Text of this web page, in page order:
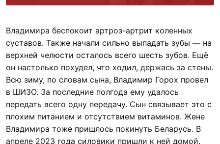
Владимира беспокоит артроз-артрит коленных
суставов. Также начали сильно выпадать зубы — на
верхней челюсти осталось всего шесть зубов. Ещё
он настолько похудел, что ходил, держась за стены.
Всю зиму, по словам сына, Владимир Горох провел
в ШИЗО. За последние полгода ему удалось
передать всего одну передачу. Сын связывает это с
плохим питанием и отсутствием витаминов. Жене
Владимира тоже пришлось покинуть Беларусь. В
апреле 2023 года силовики пришли к ней домой.